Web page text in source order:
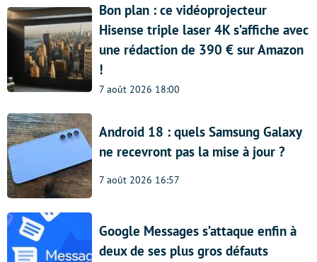
Bon plan : ce vidéoprojecteur
Hisense triple laser 4K s’affiche avec
une rédaction de 390 € sur Amazon
!
7 août 2026 18:00
Android 18 : quels Samsung Galaxy
ne recevront pas la mise à jour ?
7 août 2026 16:57
Google Messages s’attaque enfin à
deux de ses plus gros défauts